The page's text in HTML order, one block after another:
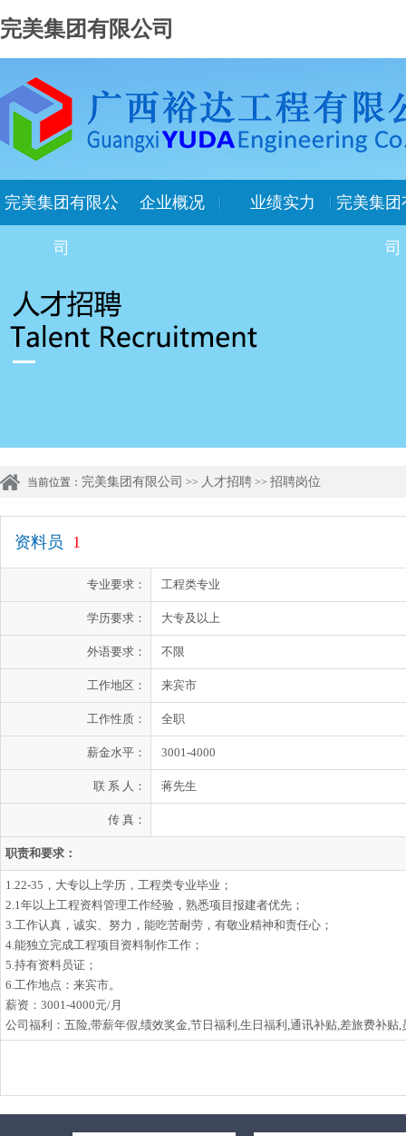
完美集团有限公司
完美集团有限公
司
企业概况 业绩实力 完美集团
司
当前位置： 完美集团有限公司 >> 人才招聘 >> 招聘岗位
资料员 1
专业要求： 工程类专业
学历要求： 大专及以上
外语要求： 不限
工作地区： 来宾市
工作性质： 全职
薪金水平： 3001-4000
联 系 人： 蒋先生
传 真：
职责和要求：
1.22-35，大专以上学历，工程类专业毕业；
2.1年以上工程资料管理工作经验，熟悉项目报建者优先；
3.工作认真，诚实、努力，能吃苦耐劳，有敬业精神和责任心；
4.能独立完成工程项目资料制作工作；
5.持有资料员证；
6.工作地点：来宾市。
薪资：3001-4000元/月
公司福利：五险,带薪年假,绩效奖金,节日福利,生日福利,通讯补贴,差旅费补贴